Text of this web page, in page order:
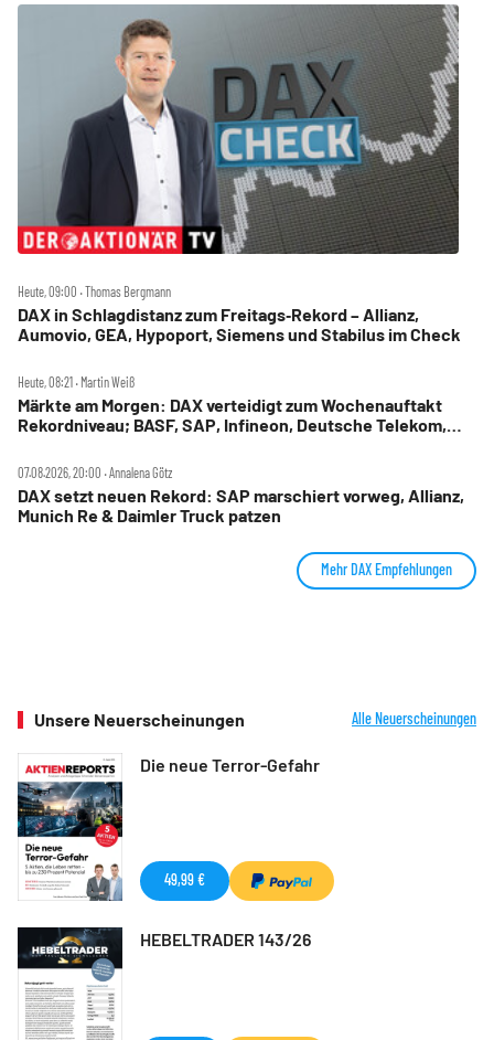
Heute, 09:00 ‧ Thomas Bergmann
DAX in Schlagdistanz zum Freitags‑Rekord – Allianz,
Aumovio, GEA, Hypoport, Siemens und Stabilus im Check
Heute, 08:21 ‧ Martin Weiß
Märkte am Morgen: DAX verteidigt zum Wochenauftakt
Rekordniveau; BASF, SAP, Infineon, Deutsche Telekom,
07.08.2026, 20:00 ‧ Annalena Götz
DAX setzt neuen Rekord: SAP marschiert vorweg, Allianz,
Munich Re & Daimler Truck patzen
Mehr DAX Empfehlungen
Unsere Neuerscheinungen Alle Neuerscheinungen
Die neue Terror-Gefahr
49,99 €
HEBELTRADER 143/26